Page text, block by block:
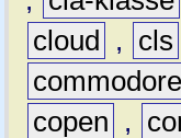
cloud
, cls
commodore
copen
,